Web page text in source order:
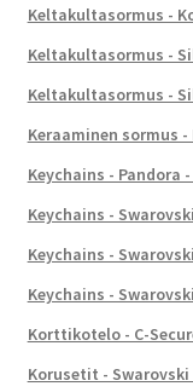
Keltakultasormus -
Keltakultasormus -
Keltakultasormus -
Keraaminen sormus
Keychains - Pandora
Keychains - Swarovski
Keychains -
Keychains -
Korttikotelo - C-
Korusetit -